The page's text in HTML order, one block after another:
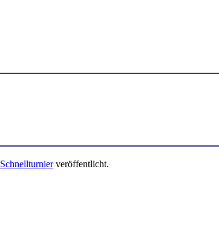
Schnellturnierveröffentlicht.